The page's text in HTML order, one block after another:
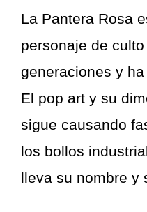
La Pantera Rosa
personaje de
generaciones y
El pop art y su
sigue causando
los bollos
lleva su nombre y